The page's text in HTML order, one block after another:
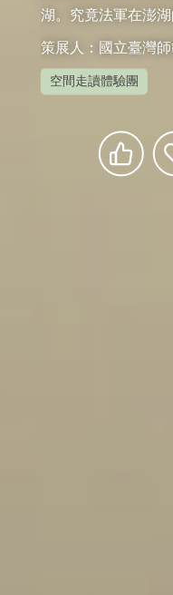
湖。究竟法軍在澎
策展人：國立臺灣
空間走讀體驗團